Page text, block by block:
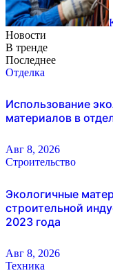
Новости
В тренде
Последнее
Отделка
Использование
материалов в
Авг 8, 2026
Строительство
Экологичные
строительной
2023 года
Авг 8, 2026
Техника